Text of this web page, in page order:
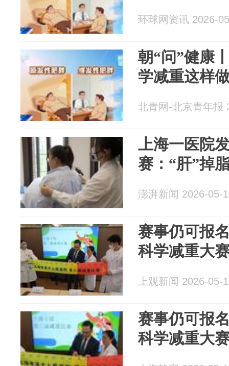
环球网资讯 2026-
朝“问”健康
学减重这样
北青网-北京青年报
上海一医院
赛：“肝”掉
澎湃新闻 2026-05-
赛事仍可报
科学减重大
上观新闻 2026-05-
赛事仍可报
科学减重大